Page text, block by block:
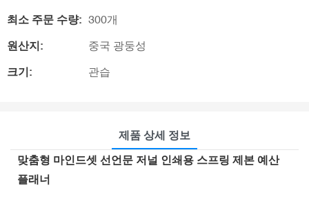
최소 주문 수량: 300개
원산지: 중국 광둥성
크기: 관습
제품 상세 정보
맞춤형 마인드셋 선언문 저널 인쇄용 스프링 제본 예산
플래너